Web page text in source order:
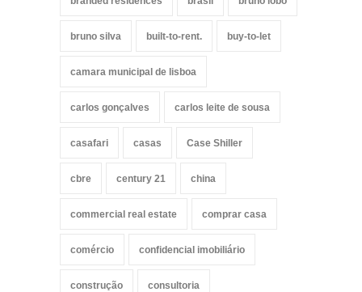
bruno silva built-to-rent. buy-to-let
camara municipal de lisboa
carlos gonçalves carlos leite de sousa
casafari casas Case Shiller
cbre century 21 china
commercial real estate comprar casa
comércio confidencial imobiliário
construção consultoria